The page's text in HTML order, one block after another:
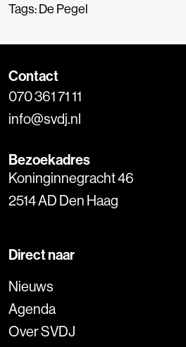
Tags:De Pegel
Contact
070 361 71 11
info@svdj.nl
Bezoekadres
Koninginnegracht 46
2514 AD Den Haag
Direct naar
Nieuws
Agenda
Over SVDJ